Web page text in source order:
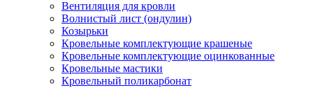
Вентиляция для кровли
Волнистый лист (ондулин)
Козырьки
Кровельные комплектующие крашеные
Кровельные комплектующие оцинкованные
Кровельные мастики
Кровельный поликарбонат